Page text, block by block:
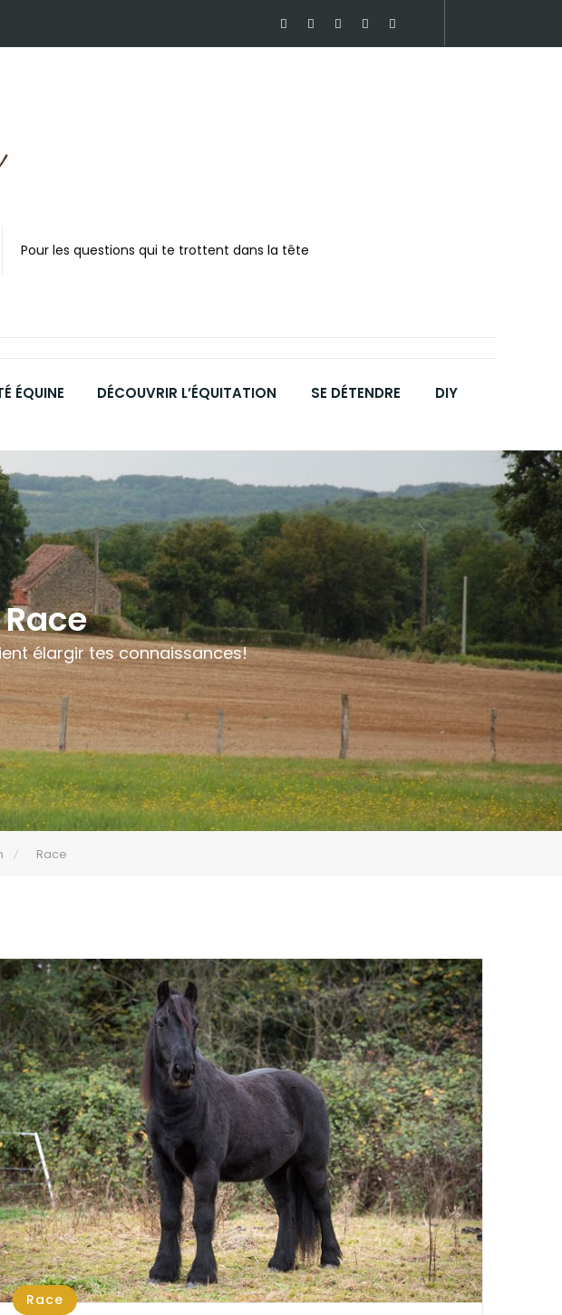
Pour les questions qui te trottent dans la tête
ÉQUINE DÉCOUVRIR L’ÉQUITATION SE DÉTENDRE DIY
Race
élargir tes connaissances!
Race
Race